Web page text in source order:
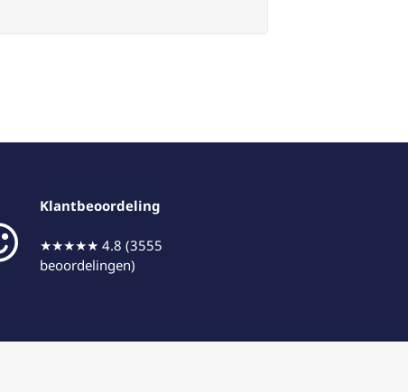
Klantbeoordeling
★★★★★ 4.8 (3555
beoordelingen)